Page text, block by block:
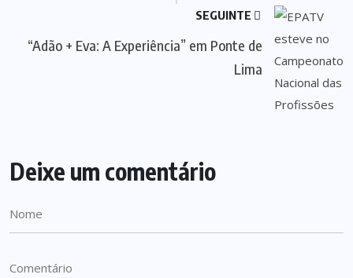
SEGUINTE
“Adão + Eva: A Experiência” em Ponte de
Lima
Deixe um comentário